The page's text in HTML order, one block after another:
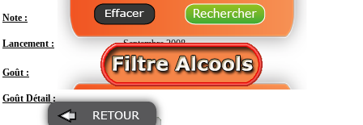
Note : En attente de test
Lancement : Septembre 2008
Goût : Doux
Goût Détail :